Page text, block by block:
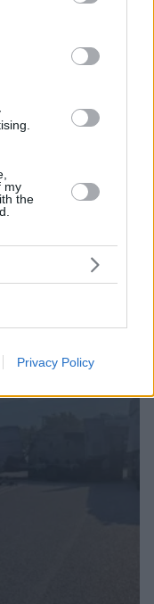
third-party tags to
in below Google
my
the
Privacy Policy
ο πατέρας
στις